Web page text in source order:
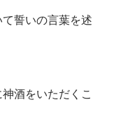
誓いの言葉を述
酒をいただくこ